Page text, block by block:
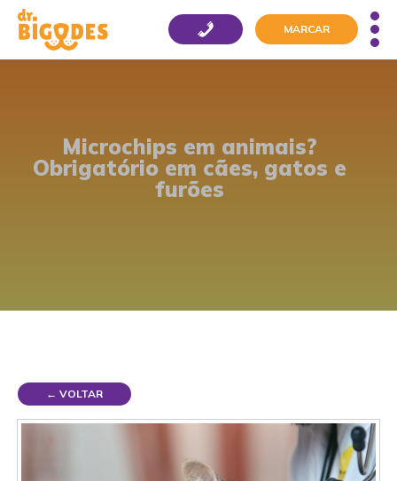
MARCAR
Microchips em animais?
Obrigatório em cães, gatos e
furões
← VOLTAR